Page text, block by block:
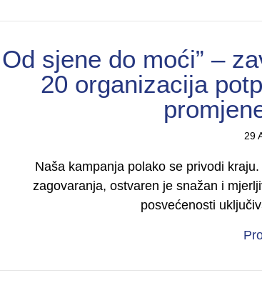
Od sjene do moći” –
20 organizacija
29
Naša kampanja polako se privodi
zagovaranja, ostvaren je snažan i
posvećenosti